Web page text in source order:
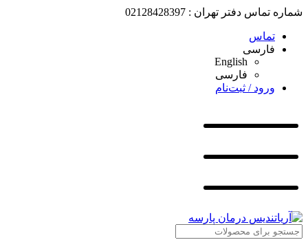
شماره تماس دفتر تهران : 02128428397
تماس
فارسی
English
فارسی
ورود / ثبت‌نام